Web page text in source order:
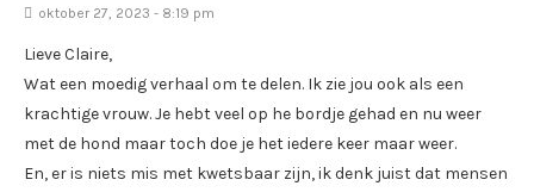
oktober 27, 2023 - 8:19 pm
Lieve Claire,
Wat een moedig verhaal om te delen. Ik zie jou ook als een
krachtige vrouw. Je hebt veel op he bordje gehad en nu weer
met de hond maar toch doe je het iedere keer maar weer.
En, er is niets mis met kwetsbaar zijn, ik denk juist dat mensen